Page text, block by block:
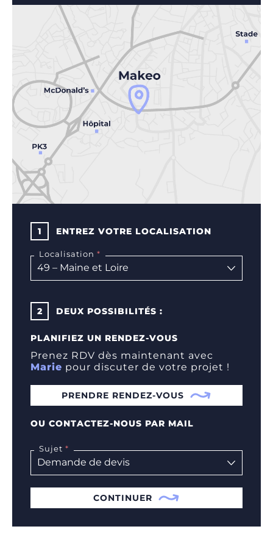
1 ENTREZ VOTRE LOCALISATION
Localisation
2 DEUX POSSIBILITÉS :
PLANIFIEZ UN RENDEZ-VOUS
Prenez RDV dès maintenant avec
Marie pour discuter de votre projet !
PRENDRE RENDEZ-VOUS
OU CONTACTEZ-NOUS PAR MAIL
Sujet
CONTINUER